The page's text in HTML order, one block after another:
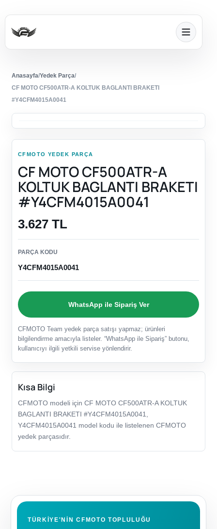
Anasayfa/Yedek Parça/
CF MOTO CF500ATR-A KOLTUK BAGLANTI BRAKETI
#Y4CFM4015A0041
CFMOTO YEDEK PARÇA
CF MOTO CF500ATR-A
KOLTUK BAGLANTI BRAKETI
#Y4CFM4015A0041
3.627 TL
PARÇA KODU
Y4CFM4015A0041
WhatsApp ile Sipariş Ver
CFMOTO Team yedek parça satışı yapmaz; ürünleri
bilgilendirme amacıyla listeler. “WhatsApp ile Sipariş” butonu,
kullanıcıyı ilgili yetkili servise yönlendirir.
Kısa Bilgi
CFMOTO modeli için CF MOTO CF500ATR-A KOLTUK
BAGLANTI BRAKETI #Y4CFM4015A0041,
Y4CFM4015A0041 model kodu ile listelenen CFMOTO
yedek parçasıdır.
TÜRKIYE'NIN CFMOTO TOPLULUĞU